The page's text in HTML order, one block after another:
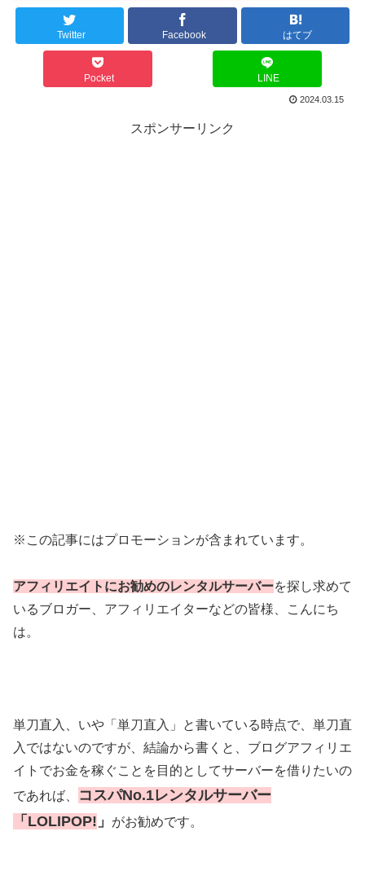
Twitter Facebook はてブ
Pocket LINE
2024.03.15
スポンサーリンク
※この記事にはプロモーションが含まれています。
アフィリエイトにお勧めのレンタルサーバーを探し求めて
いるブロガー、アフィリエイターなどの皆様、こんにち
は。
単刀直入、いや「単刀直入」と書いている時点で、単刀直
入ではないのですが、結論から書くと、ブログアフィリエ
イトでお金を稼ぐことを目的としてサーバーを借りたいの
であれば、
コスパNo.1レンタルサーバー
「LOLIPOP! 」 がお勧めです。